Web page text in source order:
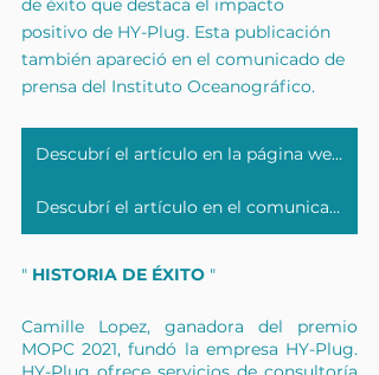
de éxito que destaca el impacto
positivo de HY-Plug. Esta publicación
también apareció en el comunicado de
prensa del Instituto Oceanográfico.
Descubrí el artículo en la página web de la Fundación Príncipe Alberto II de Mónaco.
Descubrí el artículo en el comunicado de prensa del Instituto Oceanográfico.
" HISTORIA DE ÉXITO "
Camille Lopez, ganadora del premio
MOPC 2021, fundó la empresa HY-Plug.